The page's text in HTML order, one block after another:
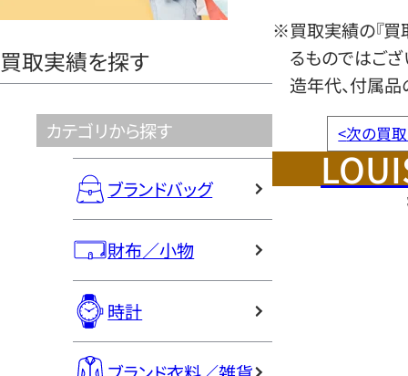
買取実績を探す
カテゴリから探す
ブランドバッグ
財布／小物
時計
※買取実績の『買
るものではござ
造年代、付属品
<次の買